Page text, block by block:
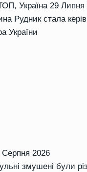
, Україна 29 Липня
Рудник стала
України
Серпня 2026
змушені були